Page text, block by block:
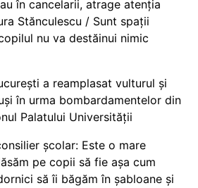
în cancelarii, atrage atenția
Stănculescu / Sunt spații
nu va destăinui nimic
a reamplasat vulturul și
în urma bombardamentelor din
Palatului Universității
școlar: Este o mare
pe copii să fie așa cum
să îi băgăm în șabloane și